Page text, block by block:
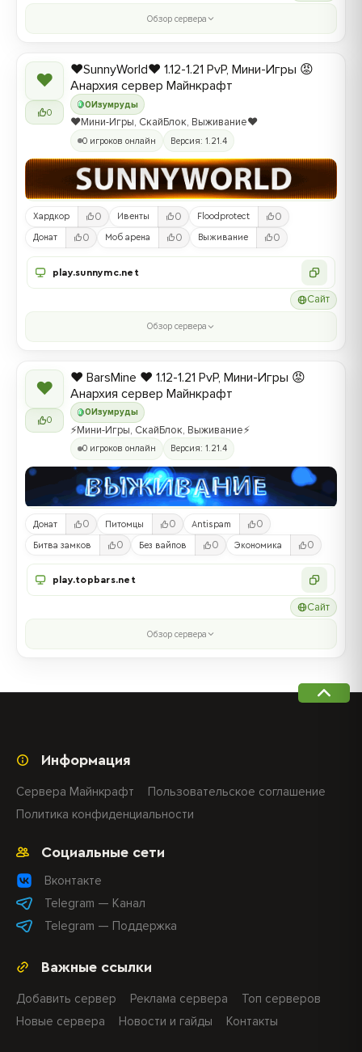
Обзор сервера
❤
0
0Изумруды
❤️SunnyWorld❤️ 1.12-1.21 PvP, Мини-Игры 😡
Анархия сервер Майнкрафт
❤️Мини-Игры, СкайБлок, Выживание❤️
0 игроков онлайн Версия: 1.21.4
Хардкор 0 Ивенты 0 Floodprotect 0
Донат 0 Моб арена 0 Выживание 0
play.sunnymc.net
Сайт
Обзор сервера
❤
0
0 Изумруды
❤️ BarsMine ❤️ 1.12-1.21 PvP, Мини-Игры 😡
Анархия сервер Майнкрафт
⚡Мини-Игры, СкайБлок, Выживание⚡
0 игроков онлайн Версия: 1.21.4
Донат 0 Питомцы 0 Antispam 0
Битва замков 0 Без вайпов 0 Экономика 0
play.topbars.net
Сайт
Обзор сервера
Важные ссылки
Добавить сервер Реклама сервера
Топ серверов
Новые сервера
Новости и гайды Контакты
Социальные сети
Вконтакте
Telegram — Канал
Telegram — Поддержка
Информация
Сервера Майнкрафт
Пользовательское соглашение
Политика конфиденциальности